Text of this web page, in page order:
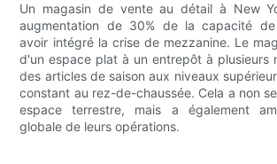
Un magasin de vente au détail à New
augmentation de 30% de la capacité
avoir intégré la crise de mezzanine. Le
d'un espace plat à un entrepôt à plusieurs
des articles de saison aux niveaux
constant au rez-de-chaussée. Cela a non
espace terrestre, mais a également
globale de leurs opérations.